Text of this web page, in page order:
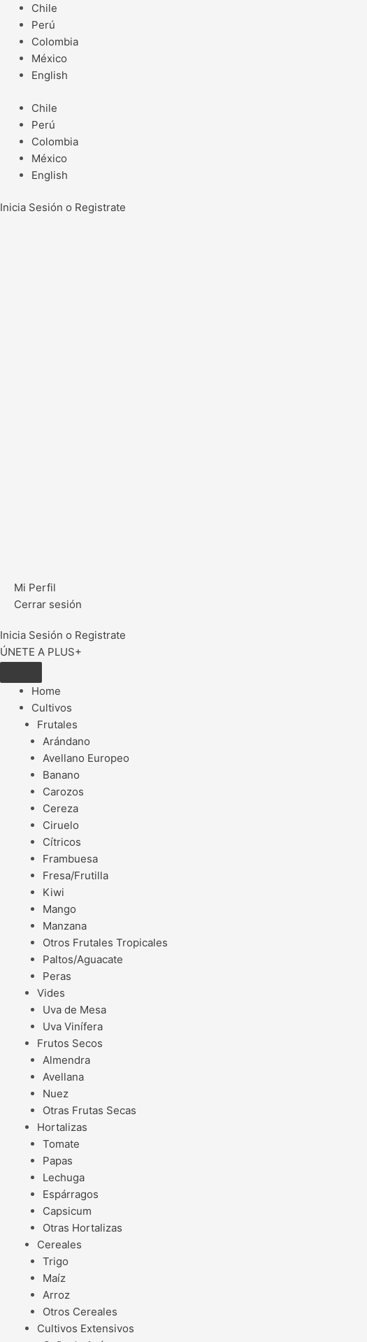
contenido
Chile
Perú
Colombia
México
English
Chile
Perú
Colombia
México
English
Inicia Sesión o Registrate
Mi Perfil
Cerrar sesión
Inicia Sesión o Registrate
ÚNETE A PLUS+
Home
Cultivos
Frutales
Arándano
Avellano Europeo
Banano
Carozos
Cereza
Ciruelo
Cítricos
Frambuesa
Fresa/Frutilla
Kiwi
Mango
Manzana
Otros Frutales Tropicales
Paltos/Aguacate
Peras
Vides
Uva de Mesa
Uva Vinífera
Frutos Secos
Almendra
Avellana
Nuez
Otras Frutas Secas
Hortalizas
Tomate
Papas
Lechuga
Espárragos
Capsicum
Otras Hortalizas
Cereales
Trigo
Maíz
Arroz
Otros Cereales
Cultivos Extensivos